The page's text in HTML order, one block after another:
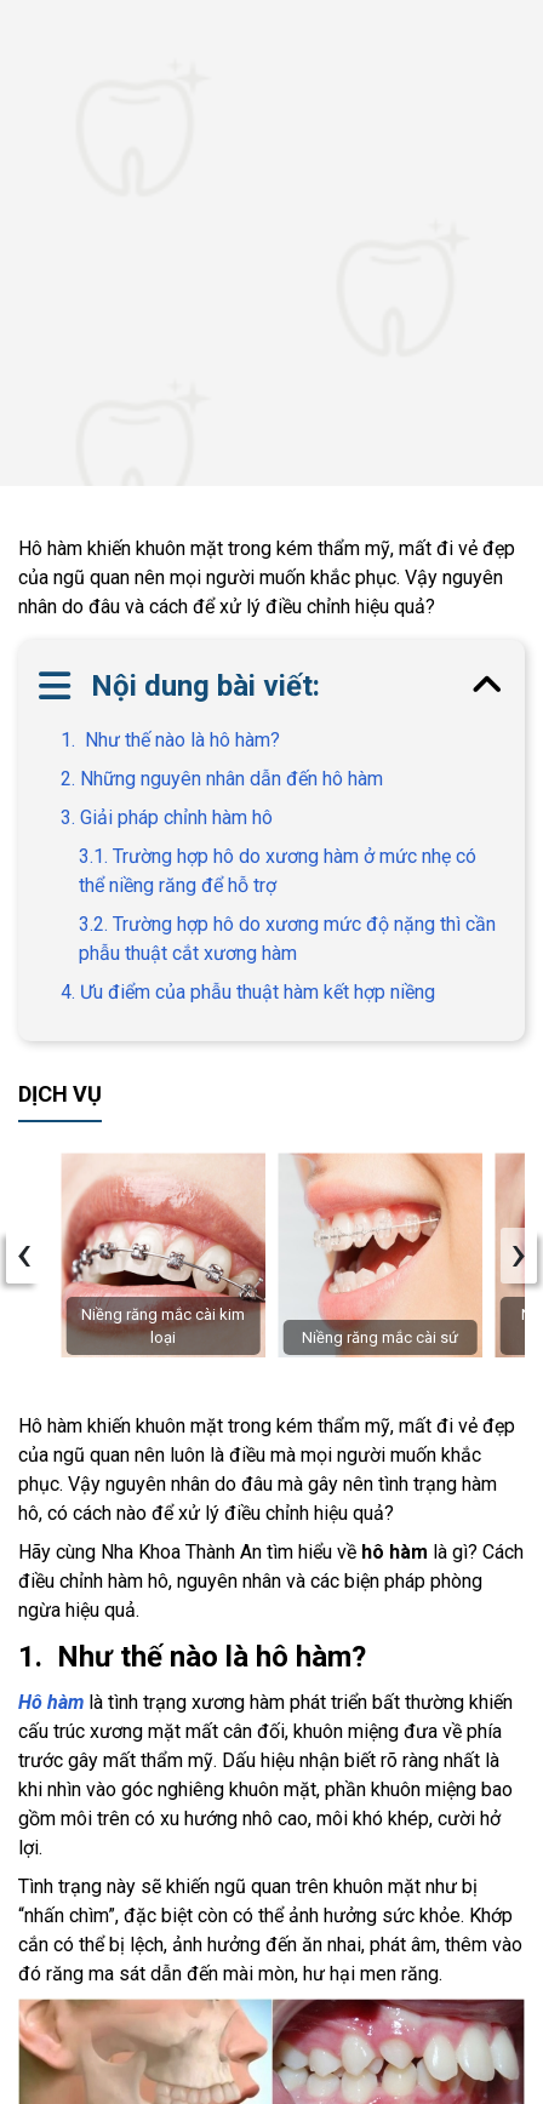
Hô hàm khiến khuôn mặt trong kém thẩm mỹ, mất đi vẻ đẹp
của ngũ quan nên mọi người muốn khắc phục. Vậy nguyên
nhân do đâu và cách để xử lý điều chỉnh hiệu quả?
Nội dung bài viết:
1. Như thế nào là hô hàm?
2. Những nguyên nhân dẫn đến hô hàm
3. Giải pháp chỉnh hàm hô
3.1. Trường hợp hô do xương hàm ở mức nhẹ có
thể niềng răng để hỗ trợ
3.2. Trường hợp hô do xương mức độ nặng thì cần
phẫu thuật cắt xương hàm
4. Ưu điểm của phẫu thuật hàm kết hợp niềng
DỊCH VỤ
Niềng răng mắc cài kim
loại
Niềng răng mắc cài sứ
‹ ›
Hô hàm khiến khuôn mặt trong kém thẩm mỹ, mất đi vẻ đẹp
của ngũ quan nên luôn là điều mà mọi người muốn khắc
phục. Vậy nguyên nhân do đâu mà gây nên tình trạng hàm
hô, có cách nào để xử lý điều chỉnh hiệu quả?
Hãy cùng Nha Khoa Thành An tìm hiểu về hô hàm là gì? Cách
điều chỉnh hàm hô, nguyên nhân và các biện pháp phòng
ngừa hiệu quả.
1. Như thế nào là hô hàm?
Hô hàm là tình trạng xương hàm phát triển bất thường khiến
cấu trúc xương mặt mất cân đối, khuôn miệng đưa về phía
trước gây mất thẩm mỹ. Dấu hiệu nhận biết rõ ràng nhất là
khi nhìn vào góc nghiêng khuôn mặt, phần khuôn miệng bao
gồm môi trên có xu hướng nhô cao, môi khó khép, cười hở
lợi.
Tình trạng này sẽ khiến ngũ quan trên khuôn mặt như bị
“nhấn chìm”, đặc biệt còn có thể ảnh hưởng sức khỏe. Khớp
cắn có thể bị lệch, ảnh hưởng đến ăn nhai, phát âm, thêm vào
đó răng ma sát dẫn đến mài mòn, hư hại men răng.